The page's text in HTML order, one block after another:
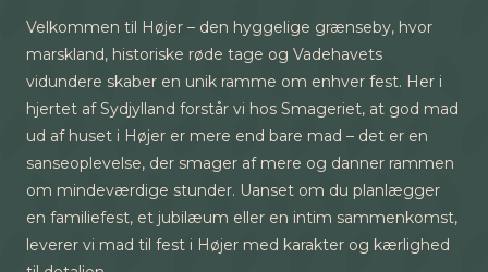
Velkommen til Højer – den hyggelige grænseby, hvor
marskland, historiske røde tage og Vadehavets
vidundere skaber en unik ramme om enhver fest. Her i
hjertet af Sydjylland forstår vi hos Smageriet, at god mad
ud af huset i Højer er mere end bare mad – det er en
sanseoplevelse, der smager af mere og danner rammen
om mindeværdige stunder. Uanset om du planlægger
en familiefest, et jubilæum eller en intim sammenkomst,
leverer vi mad til fest i Højer med karakter og kærlighed